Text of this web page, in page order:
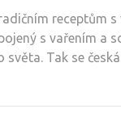
receptům
s vařením a
světa. Tak se